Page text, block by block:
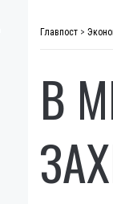
Главпост >
В